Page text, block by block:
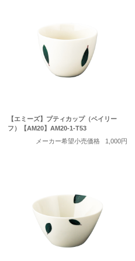
【エミーズ】プティカップ（ベイリー
フ）【AM20】AM20-1-T53
メーカー希望小売価格
1,000円